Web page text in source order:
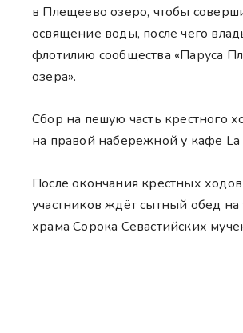
в Плещеево озеро, чтобы
освящение воды, после чего
флотилию сообщества «Паруса
озера».
Сбор на пешую часть крестного
на правой набережной у кафе La
После окончания крестных
участников ждёт сытный обед
храма Сорока Севастийских